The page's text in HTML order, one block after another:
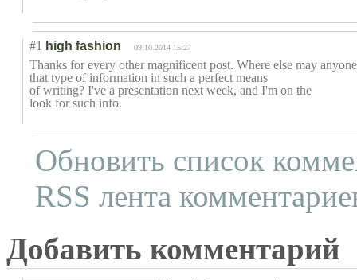
#1 high fashion 09.10.2014 15:27
Thanks for every other magnificent post. Where else may
that type of information in such a perfect means
of writing? I've a presentation next week, and I'm on the
look for such info.
Обновить список
RSS лента
Добавить комментарий